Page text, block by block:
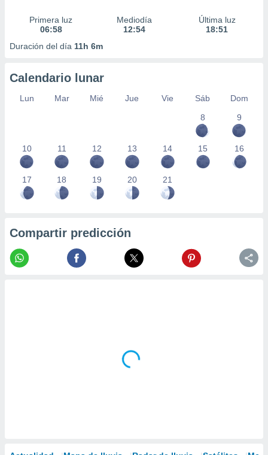
Primera luz
06:58
Mediodía
12:54
Última luz
18:51
Duración del día 11h 6m
Calendario lunar
Lun Mar Mié Jue Vie Sáb
Dom
8
9
10 11 12 13 14 15 16
17 18 19 20 21
Compartir predicción